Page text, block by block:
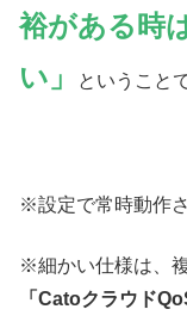
裕がある時
い」
ということ
※設定で常時動作
※細かい仕様は、
「Catoクラウド